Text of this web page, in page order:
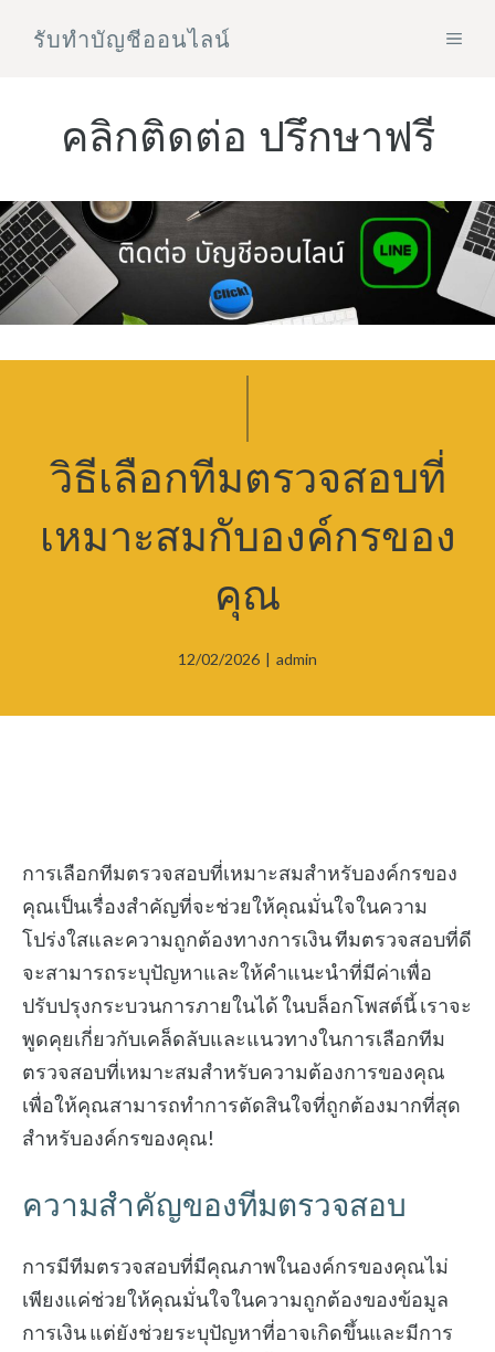
รับทําบัญชีออนไลน์
คลิกติดต่อ ปรึกษาฟรี
วิธีเลือกทีมตรวจสอบที่
เหมาะสมกับองค์กรของ
คุณ
12/02/2026 | admin
การเลือกทีมตรวจสอบที่เหมาะสมสำหรับองค์กรของ
คุณเป็นเรื่องสำคัญที่จะช่วยให้คุณมั่นใจในความ
โปร่งใสและความถูกต้องทางการเงิน ทีมตรวจสอบที่ดี
จะสามารถระบุปัญหาและให้คำแนะนำที่มีค่าเพื่อ
ปรับปรุงกระบวนการภายในได้ ในบล็อกโพสต์นี้ เราจะ
พูดคุยเกี่ยวกับเคล็ดลับและแนวทางในการเลือกทีม
ตรวจสอบที่เหมาะสมสำหรับความต้องการของคุณ
เพื่อให้คุณสามารถทำการตัดสินใจที่ถูกต้องมากที่สุด
สำหรับองค์กรของคุณ!
ความสำคัญของทีมตรวจสอบ
การมีทีมตรวจสอบที่มีคุณภาพในองค์กรของคุณไม่
เพียงแค่ช่วยให้คุณมั่นใจในความถูกต้องของข้อมูล
การเงิน แต่ยังช่วยระบุปัญหาที่อาจเกิดขึ้นและมีการ